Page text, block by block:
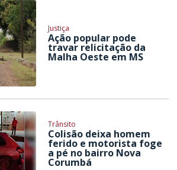
Justiça
Ação popular pode
travar relicitação da
Malha Oeste em MS
Trânsito
Colisão deixa homem
ferido e motorista foge
a pé no bairro Nova
Corumbá